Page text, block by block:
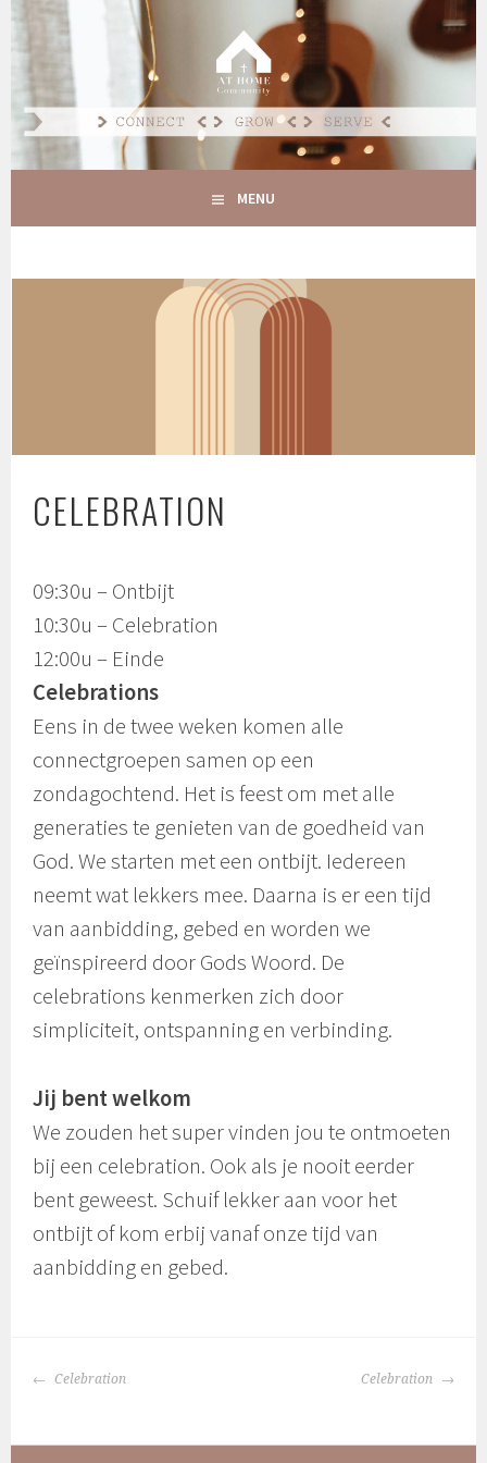
Spring
inhoud
AT HOME COMMUNITY
CONNECT GROW SERVE
MENU
CELEBRATION
09:30u – Ontbijt
10:30u – Celebration
12:00u – Einde
Celebrations
Eens in de twee weken komen alle
connectgroepen samen op een
zondagochtend. Het is feest om met alle
generaties te genieten van de goedheid van
God. We starten met een ontbijt. Iedereen
neemt wat lekkers mee. Daarna is er een tijd
van aanbidding, gebed en worden we
geïnspireerd door Gods Woord. De
celebrations kenmerken zich door
simpliciteit, ontspanning en verbinding.
Jij bent welkom
We zouden het super vinden jou te ontmoeten
bij een celebration. Ook als je nooit eerder
bent geweest. Schuif lekker aan voor het
ontbijt of kom erbij vanaf onze tijd van
aanbidding en gebed.
BERICHTNAVIGATIE
Celebration Celebration